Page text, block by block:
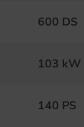
600 DS
103 kW
140 PS